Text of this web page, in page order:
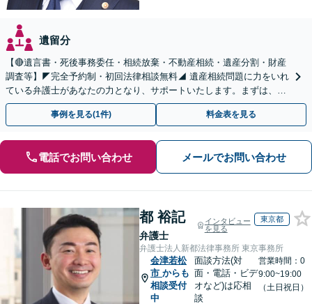
遺留分
【🔴遺言書・死後事務委任・相続放棄・不動産相続・遺産分割・財産
調査等】◤完全予約制・初回法律相談無料◢ 遺産相続問題に力をいれ
ている弁護士があなたの力となり、サポートいたします。まずは、お
気軽にお問い合わせください。
事例を見る(1件) 料金表を見る
電話でお問い合わせ メールでお問い合わせ
都 裕記
弁護士
インタビュー
を見る
東京都
弁護士法人新都法律事務所 東京事務所
会津若松
市 からも
相談受付
中
面談方法(対
面・電話・ビデ
オなど)は応相
談
営業時間：0
9:00~19:00
（土日祝日）